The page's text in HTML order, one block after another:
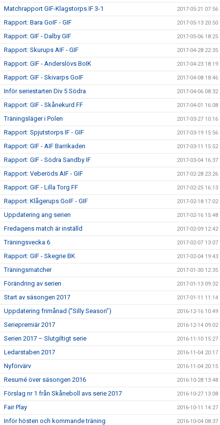
Matchrapport GIF-Klagstorps IF 3-1 2017-05-21 07:56
Rapport: Bara GoIF - GIF 2017-05-13 20:50
Rapport: GIF - Dalby GIF 2017-05-06 18:25
Rapport: Skurups AIF - GIF 2017-04-28 22:35
Rapport: GIF - Anderslövs BoIK 2017-04-23 18:19
Rapport: GIF - Skivarps GoIF 2017-04-08 18:46
Inför seriestarten Div 5 Södra 2017-04-06 08:32
Rapport: GIF - Skånekurd FF 2017-04-01 16:08
Träningsläger i Polen 2017-03-27 10:16
Rapport: Spjutstorps IF - GIF 2017-03-19 15:56
Rapport: GIF - AIF Barrikaden 2017-03-11 15:52
Rapport: GIF - Södra Sandby IF 2017-03-04 16:37
Rapport: Veberöds AIF - GIF 2017-02-28 23:26
Rapport: GIF - Lilla Torg FF 2017-02-25 16:13
Rapport: Klågerups GoIF - GIF 2017-02-18 17:02
Uppdatering ang serien 2017-02-16 15:48
Fredagens match är inställd 2017-02-09 12:42
Träningsvecka 6 2017-02-07 13:07
Rapport: GIF - Skegrie BK 2017-02-04 19:43
Träningsmatcher 2017-01-30 12:35
Förändring av serien 2017-01-13 09:32
Start av säsongen 2017 2017-01-11 11:14
Uppdatering frimånad (”Silly Season”) 2016-12-16 10:49
Seriepremiär 2017 2016-12-14 09:02
Serien 2017 – Slutgiltigt serie 2016-11-10 15:27
Ledarstaben 2017 2016-11-04 20:17
Nyförvärv 2016-11-04 20:15
Resumé över säsongen 2016 2016-10-28 13:48
Förslag nr 1 från Skåneboll avs serie 2017 2016-10-27 13:08
Fair Play 2016-10-11 14:27
Inför hösten och kommande träning 2016-10-04 08:37